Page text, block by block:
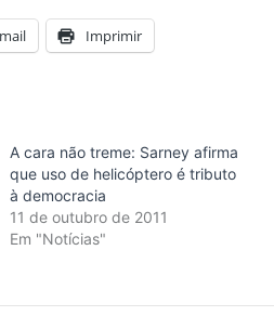
Imprimir
A cara não treme: Sarney afirma
que uso de helicóptero é tributo
à democracia
11 de outubro de 2011
Em "Notícias"